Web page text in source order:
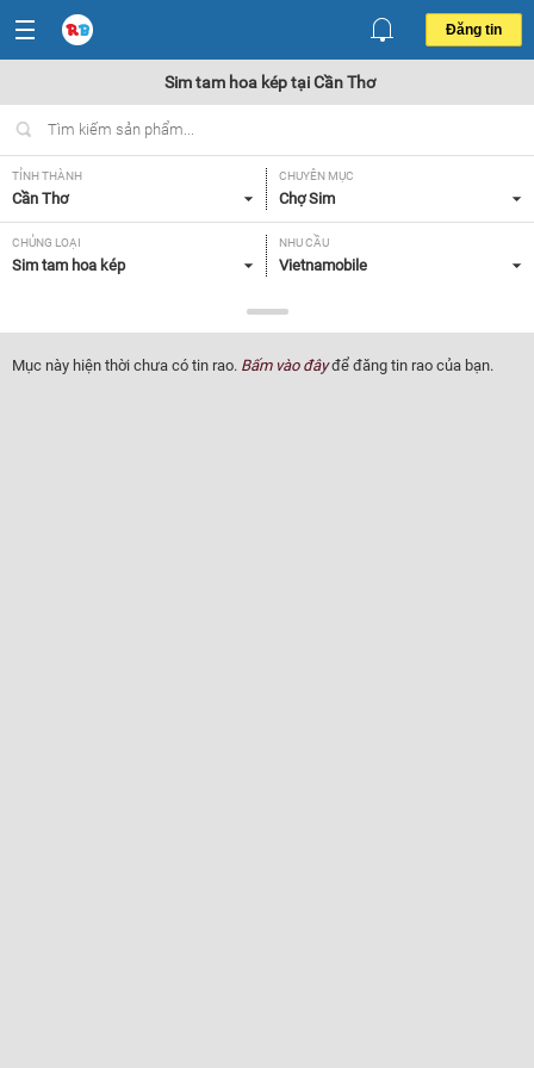
Đăng tin
Sim tam hoa kép tại Cần Thơ
TỈNH THÀNH
Cần Thơ
CHUYÊN MỤC
Chợ Sim
CHỦNG LOẠI
Sim tam hoa kép
NHU CẦU
Vietnamobile
Tất cả
Mục này hiện thời chưa có tin rao. Bấm vào đâyđể đăng tin rao của bạn.